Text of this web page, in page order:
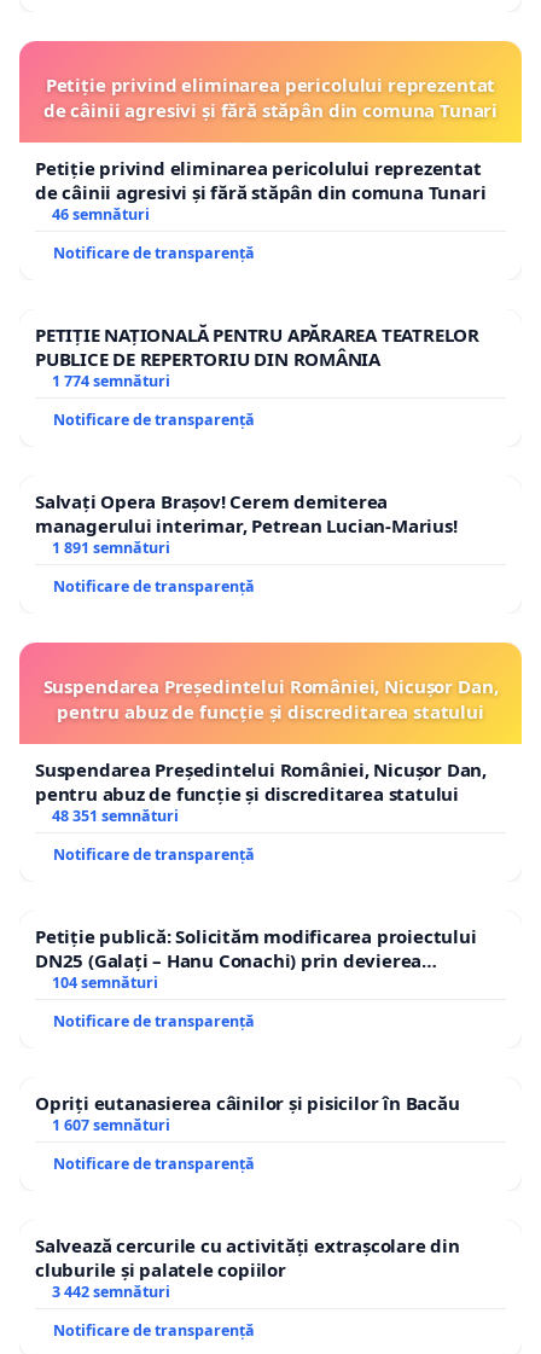
Petiție privind eliminarea pericolului reprezentat
de câinii agresivi și fără stăpân din comuna Tunari
Petiție privind eliminarea pericolului reprezentat
de câinii agresivi și fără stăpân din comuna Tunari
46 semnături
Notificare de transparență
PETIȚIE NAȚIONALĂ PENTRU APĂRAREA TEATRELOR
PUBLICE DE REPERTORIU DIN ROMÂNIA
1 774 semnături
Notificare de transparență
Salvați Opera Brașov! Cerem demiterea
managerului interimar, Petrean Lucian-Marius!
1 891 semnături
Notificare de transparență
Suspendarea Președintelui României, Nicușor Dan,
pentru abuz de funcție și discreditarea statului
Suspendarea Președintelui României, Nicușor Dan,
pentru abuz de funcție și discreditarea statului
48 351 semnături
Notificare de transparență
Petiție publică: Solicităm modificarea proiectului
DN25 (Galați – Hanu Conachi) prin devierea
traseului în afara localităților!
104 semnături
Notificare de transparență
Opriți eutanasierea câinilor și pisicilor în Bacău
1 607 semnături
Notificare de transparență
Salvează cercurile cu activități extrașcolare din
cluburile și palatele copiilor
3 442 semnături
Notificare de transparență